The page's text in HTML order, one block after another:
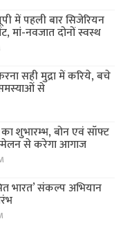
में पहली बार सिजेरियन
मां-नवजात दोनों स्वस्थ
सही मुद्रा में करिये, बचे
से
शुभारम्भ, बोन एवं सॉफ्ट
से करेगा आगाज
भारत’ संकल्प अभियान